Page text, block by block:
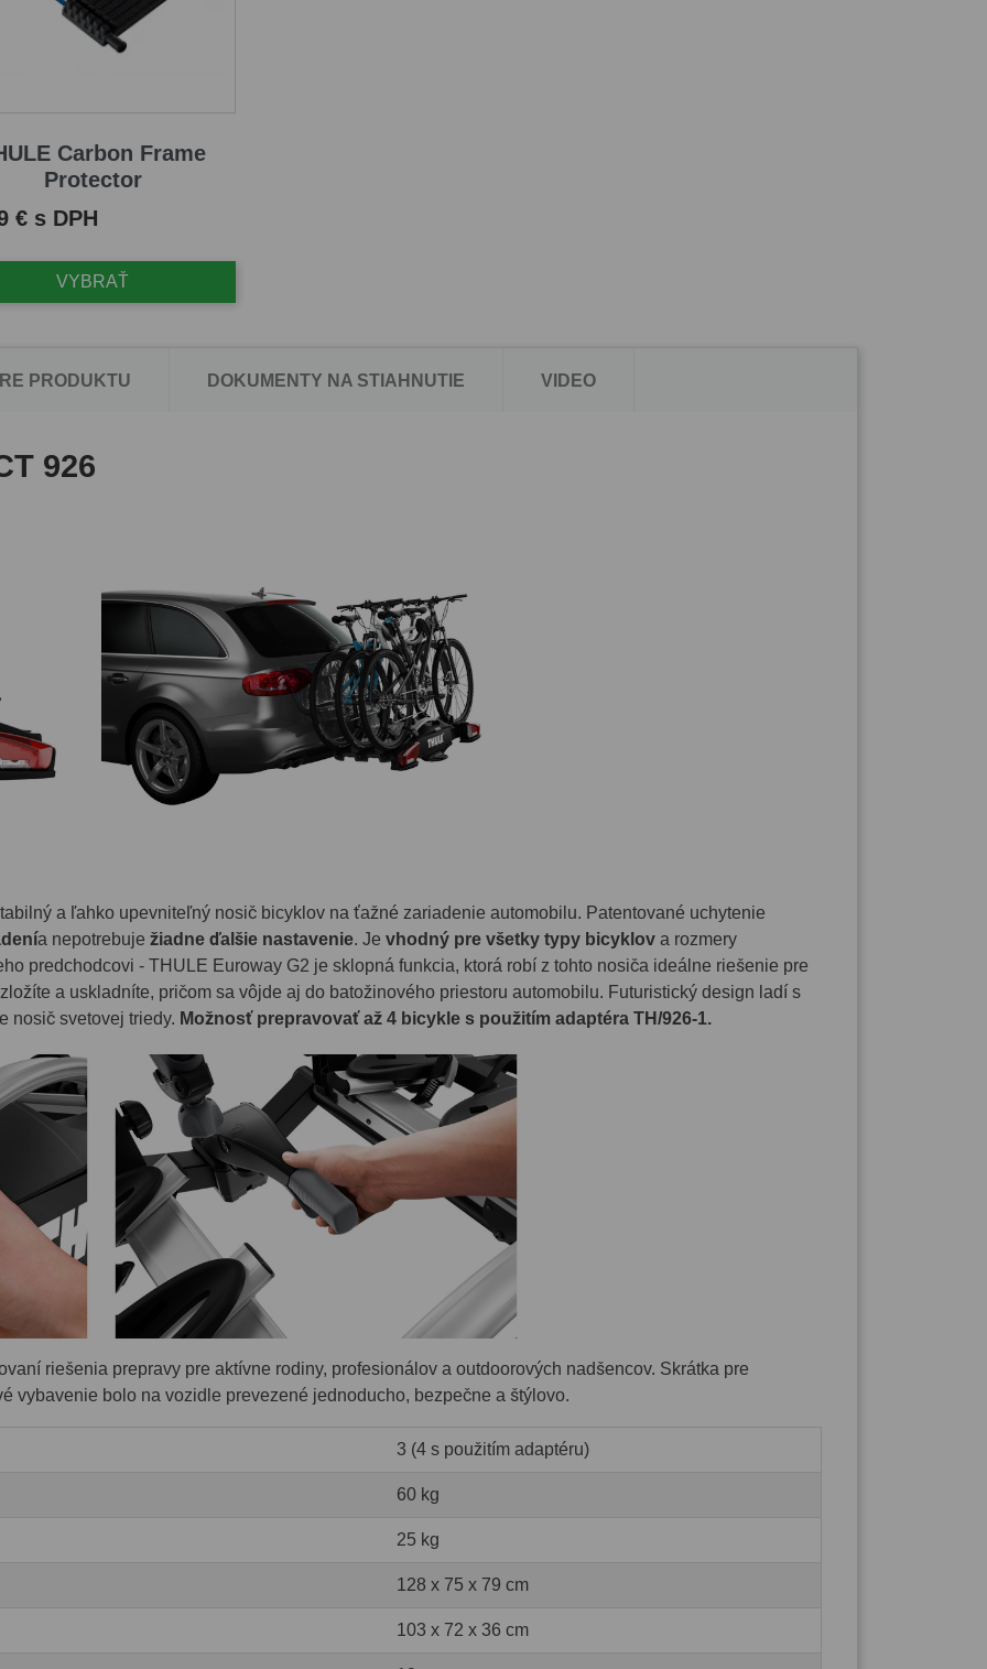
Carbon Frame
Protector
€ s DPH
VYBRAŤ
PRODUKTU DOKUMENTY NA STIAHNUTIE VIDEO
926
a ľahko upevniteľný nosič bicyklov na ťažné zariadenie automobilu. Patentované uchytenie
a nepotrebuje žiadne ďalšie nastavenie. Je vhodný pre všetky typy bicyklov a rozmery
predchodcovi - THULE Euroway G2 je sklopná funkcia, ktorá robí z tohto nosiča ideálne riešenie pre
a uskladníte, pričom sa vôjde aj do batožinového priestoru automobilu. Futuristický design ladí s
nosič svetovej triedy. Možnosť prepravovať až 4 bicykle s použitím adaptéra TH/926-1.
riešenia prepravy pre aktívne rodiny, profesionálov a outdoorových nadšencov. Skrátka pre
vybavenie bolo na vozidle prevezené jednoducho, bezpečne a štýlovo.
3 (4 s použitím adaptéru)
60 kg
25 kg
128 x 75 x 79 cm
103 x 72 x 36 cm